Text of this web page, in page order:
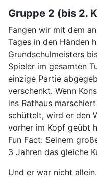
Gruppe 2 (bis 2.
Fangen wir mit dem
Tages in den Händen
Grundschulmeisters
Spieler im gesamten
einzige Partie
verschenkt. Wenn
ins Rathaus
schüttelt, wird er den
vorher im Kopf geübt
Fun Fact: Seinem
3 Jahren das gleiche
Und er war nicht